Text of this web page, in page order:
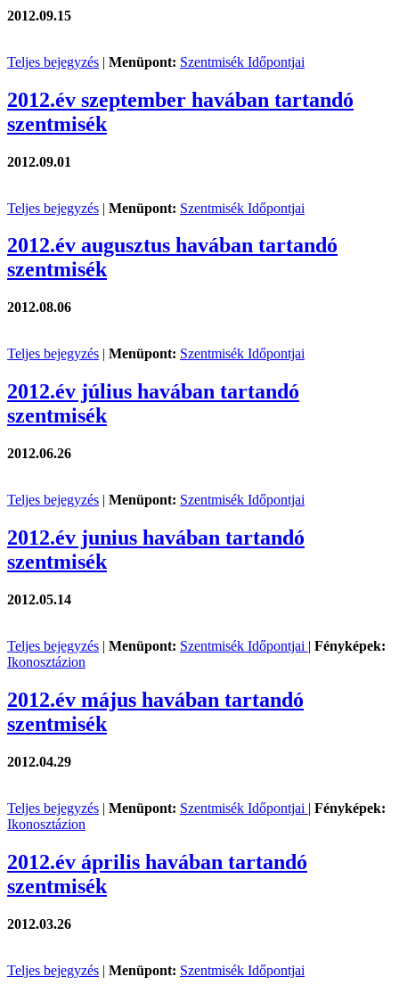
2012.09.15
Teljes bejegyzés | Menüpont: Szentmisék Időpontjai
2012.év szeptember havában tartandó
szentmisék
2012.09.01
Teljes bejegyzés | Menüpont: Szentmisék Időpontjai
2012.év augusztus havában tartandó
szentmisék
2012.08.06
Teljes bejegyzés | Menüpont: Szentmisék Időpontjai
2012.év július havában tartandó
szentmisék
2012.06.26
Teljes bejegyzés | Menüpont: Szentmisék Időpontjai
2012.év junius havában tartandó
szentmisék
2012.05.14
Teljes bejegyzés | Menüpont: Szentmisék Időpontjai | Fényképek:
Ikonosztázion
2012.év május havában tartandó
szentmisék
2012.04.29
Teljes bejegyzés | Menüpont: Szentmisék Időpontjai | Fényképek:
Ikonosztázion
2012.év április havában tartandó
szentmisék
2012.03.26
Teljes bejegyzés | Menüpont: Szentmisék Időpontjai